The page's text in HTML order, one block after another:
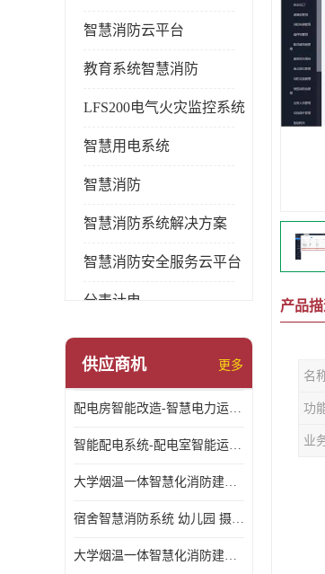
智慧消防云平台
教育系统智慧消防
LFS200电气火灾监控系统
智慧用电系统
智慧消防
智慧消防系统解决方案
智慧消防安全服务云平台
分表计电
环保用电监管系统
供应商机 更多
配电房智能改造-智慧电力运维云平台
智能配电系统-配电室智能运维监控系统-智能化配电系统平台厂家
大学烟温一体智慧化消防建设 大学校园 消防数字化
宿舍智慧消防系统 幼儿园 摄像头升级
大学烟温一体智慧化消防建设 培训机构 数字化
产品
名
功
业